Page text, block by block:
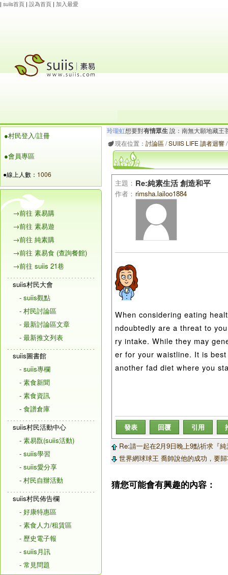
| suiis首頁 | 設為首頁 | 加入最愛
●村民登入/註冊
●會員專區
●線上人數： 1006
→前往 素易購
→前往 素易遊
→前往 純素購
→前往 素易食 (查詢餐館)
→前往 suiis 21巷
suiis村民大會
- suiis觀點
- 村民討論區
- 最新討論區文章
- 最新推文列表
suiis圖書館
- suiis專欄
- 素食新聞
- 素食資訊
- 食譜倉庫
suiis村民活動中心
- 素易翫(suiis活動)
- suiis學習
- suiis愛分享
- 村民自辦活動
suiis村民佈告欄
- 好康特惠區
- 素食人力/租賃區
- 歷史電子報
- suiis月訊
- 常見問題
玲瓏虹想要對有情眾生 說：南無大願地藏王
張海銘想要對 大家說：百善孝為先 戒殺放
現在位置： 討論區/SUIIS LIFE 讀者迴響
主題： Re:純素生活 創造和平
作者： rimsha.lailoo1884
When considering eating
ndoubtedly are a threat to
ry intake. While they may
er for your waistline. It is
another fad diet where you
發表 回覆 引用
Re:請一起在2月9日晚上9點祈求『
世界網球球王 喬帥說他的成功，要
猜您可能會有興趣的內容：